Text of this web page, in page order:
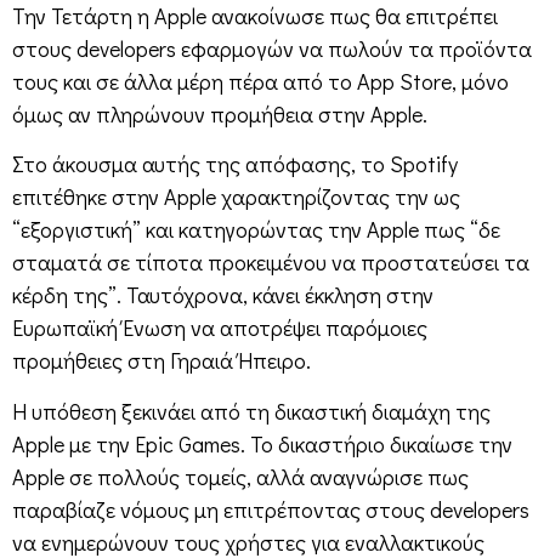
Την Τετάρτη η Apple ανακοίνωσε πως θα επιτρέπει
στους developers εφαρμογών να πωλούν τα προϊόντα
τους και σε άλλα μέρη πέρα από το App Store, μόνο
όμως αν πληρώνουν προμήθεια στην Apple.
Στο άκουσμα αυτής της απόφασης, το Spotify
επιτέθηκε στην Apple χαρακτηρίζοντας την ως
“εξοργιστική” και κατηγορώντας την Apple πως “δε
σταματά σε τίποτα προκειμένου να προστατεύσει τα
κέρδη της”. Ταυτόχρονα, κάνει έκκληση στην
Ευρωπαϊκή Ένωση να αποτρέψει παρόμοιες
προμήθειες στη Γηραιά Ήπειρο.
Η υπόθεση ξεκινάει από τη δικαστική διαμάχη της
Apple με την Epic Games. Το δικαστήριο δικαίωσε την
Apple σε πολλούς τομείς, αλλά αναγνώρισε πως
παραβίαζε νόμους μη επιτρέποντας στους developers
να ενημερώνουν τους χρήστες για εναλλακτικούς